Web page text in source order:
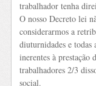
trabalhador tenha
O nosso Decreto lei
considerarmos a
diuturnidades e todas
inerentes à prestação
trabalhadores 2/3
social.